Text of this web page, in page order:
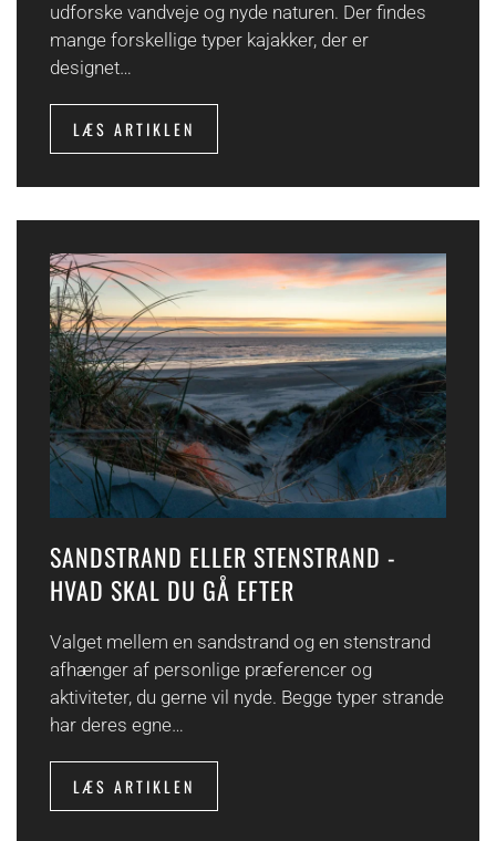
udforske vandveje og nyde naturen. Der findes
mange forskellige typer kajakker, der er
designet…
LÆS ARTIKLEN
SANDSTRAND ELLER STENSTRAND -
HVAD SKAL DU GÅ EFTER
Valget mellem en sandstrand og en stenstrand
afhænger af personlige præferencer og
aktiviteter, du gerne vil nyde. Begge typer strande
har deres egne…
LÆS ARTIKLEN